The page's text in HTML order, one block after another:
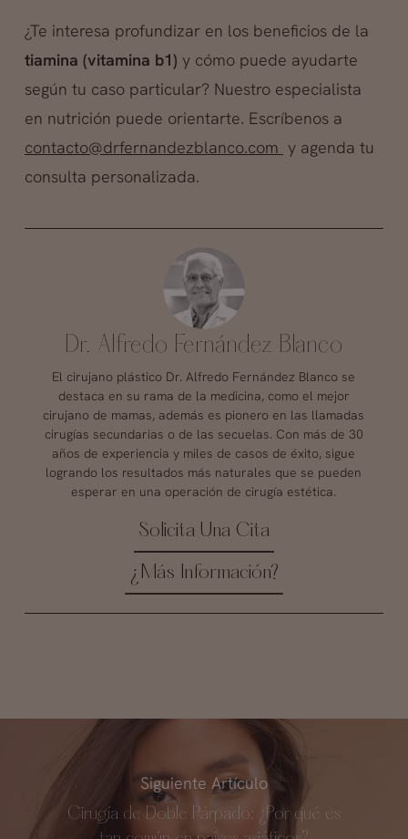
¿Te interesa profundizar en los beneficios de la
tiamina (vitamina b1) y cómo puede ayudarte
según tu caso particular? Nuestro especialista
en nutrición puede orientarte. Escríbenos a
contacto@drfernandezblanco.com y agenda tu
consulta personalizada.
Dr. Alfredo Fernández Blanco
El cirujano plástico Dr. Alfredo Fernández Blanco se
destaca en su rama de la medicina, como el mejor
cirujano de mamas, además es pionero en las llamadas
cirugías secundarias o de las secuelas. Con más de 30
años de experiencia y miles de casos de éxito, sigue
logrando los resultados más naturales que se pueden
esperar en una operación de cirugía estética.
Solicita Una Cita
¿Más Información?
Siguiente Artículo
Cirugía de Doble Párpado: ¿Por qué es